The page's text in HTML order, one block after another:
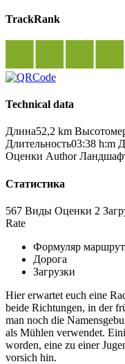
TrackRank
Technical data
Длина52,2 km
Длительность03:38 h:m
Оценки Author
Статистика
567 Виды Оценки 2
Rate
Формуляр
Дорога
Загрузки
Hier erwartet euch eine
beide Richtungen, in der
man noch die
als Mühlen verwendet.
worden, eine zu einer
vorsich hin.